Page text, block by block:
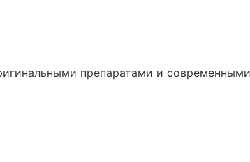
препаратами и